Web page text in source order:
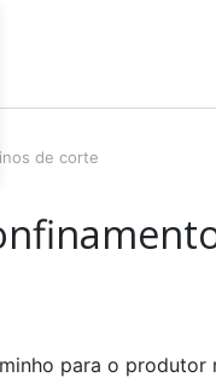
de corte
para o produtor